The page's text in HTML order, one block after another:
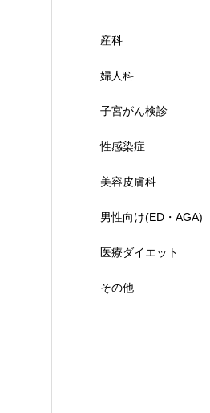
産科
婦人科
子宮がん検診
性感染症
美容皮膚科
男性向け(ED・AGA)
医療ダイエット
その他